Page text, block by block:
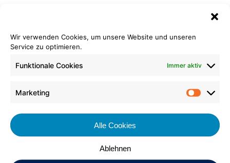
Wir verwenden Cookies, um unsere Website und unseren
Service zu optimieren.
Funktionale Cookies Immer aktiv
Marketing
Alle Cookies
Ablehnen